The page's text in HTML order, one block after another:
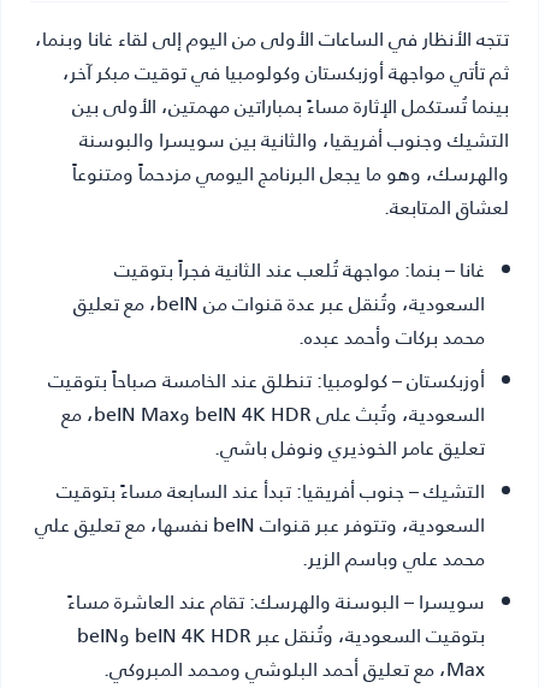
تتجه الأنظار في الساعات الأولى من اليوم إلى لقاء غانا وبنما،
ثم تأتي مواجهة أوزبكستان وكولومبيا في توقيت مبكر آخر،
بينما تُستكمل الإثارة مساءً بمباراتين مهمتين، الأولى بين
التشيك وجنوب أفريقيا، والثانية بين سويسرا والبوسنة
والهرسك، وهو ما يجعل البرنامج اليومي مزدحماً ومتنوعاً
لعشاق المتابعة.
غانا – بنما:مواجهة تُلعب عند الثانية فجراً بتوقيت
السعودية، وتُنقل عبر عدة قنوات من beIN، مع تعليق
محمد بركات وأحمد عبده.
أوزبكستان – كولومبيا:تنطلق عند الخامسة صباحاً بتوقيت
السعودية، وتُبث على beIN 4K HDR وbeIN Max، مع
تعليق عامر الخوذيري ونوفل باشي.
التشيك – جنوب أفريقيا:تبدأ عند السابعة مساءً بتوقيت
السعودية، وتتوفر عبر قنوات beIN نفسها، مع تعليق علي
محمد علي وباسم الزير.
سويسرا – البوسنة والهرسك:تقام عند العاشرة مساءً
بتوقيت السعودية، وتُنقل عبر beIN 4K HDR وbeIN
Max، مع تعليق أحمد البلوشي ومحمد المبروكي.